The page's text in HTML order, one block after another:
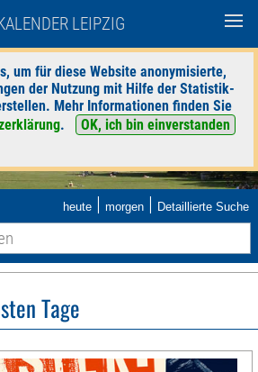
LEIPZIG
um für diese Website anonymisierte,
der Nutzung mit Hilfe der Statistik-
Mehr Informationen finden Sie
.
OK, ich bin einverstanden
heute | morgen | Detaillierte Suche
Tage